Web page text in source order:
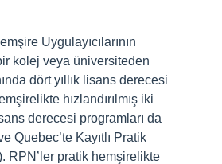
Uygulayıcılarının
kolej veya üniversiteden
dört yıllık lisans derecesi
hızlandırılmış iki
derecesi programları da
Quebec’te Kayıtlı Pratik
RPN’ler pratik hemşirelikte